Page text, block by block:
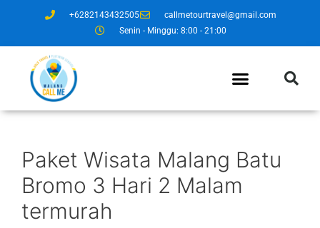
+6282143432505
callmetourtravel@gmail.com
Senin - Minggu: 8:00 - 21:00
Paket Wisata Malang Batu
Bromo 3 Hari 2 Malam
termurah